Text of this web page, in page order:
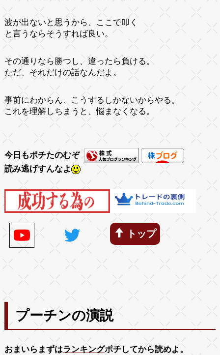
波が出ないと思うから、ここで叩く
と言うならそうすれば良い。
その通りなら勝つし、違ったら負ける。
ただ、それだけの話なんだよ。
事前にわからん、こうするしかないからやる。
これを理解しちまうと、悩まなくなる。
今日もポチたのむぞ
読み逃げすんなよ
トップ
プーチンの演説
おまいらまずはランキングポチしてから読めよ。